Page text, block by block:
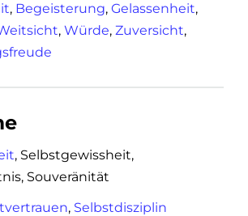
, Begeisterung, Gelassenheit,
, Würde, Zuversicht,
, Selbstgewissheit,
Souveränität
, Selbstdisziplin